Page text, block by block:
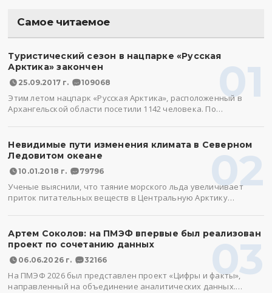
Самое читаемое
01
Туристический сезон в нацпарке «Русская
Арктика» закончен
25.09.2017 г. 109068
Этим летом нацпарк «Русская Арктика», расположенный в
Архангельской области посетили 1142 человека. По…
02
Невидимые пути изменения климата в Северном
Ледовитом океане
10.01.2018 г. 79796
Ученые выяснили, что таяние морского льда увеличивает
приток питательных веществ в Центральную Арктику…
03
Артем Соколов: на ПМЭФ впервые был реализован
проект по сочетанию данных
06.06.2026 г. 32166
На ПМЭФ 2026 был представлен проект «Цифры и факты»,
направленный на объединение аналитических данных.…